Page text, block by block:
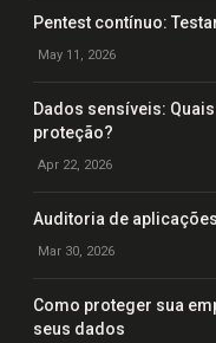
Pentest contínuo:
May 11, 2026
Dados sensíveis:
proteção?
Apr 22, 2026
Auditoria de
Mar 30, 2026
Como proteger sua
seus dados